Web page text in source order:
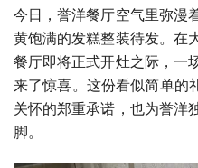
今日，誉洋餐厅空气里弥漫
黄饱满的发糕整装待发。在
餐厅即将正式开灶之际，一
来了惊喜。这份看似简单的
关怀的郑重承诺，也为誉洋
脚。